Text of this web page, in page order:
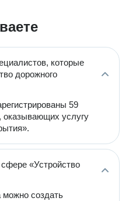
которые
дорожного
59
оказывающих услугу
«Устройство
можно создать